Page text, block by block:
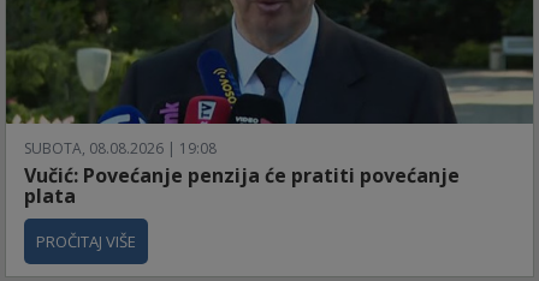
SUBOTA, 08.08.2026 | 19:08
Vučić: Povećanje penzija će pratiti povećanje
plata
PROČITAJ VIŠE